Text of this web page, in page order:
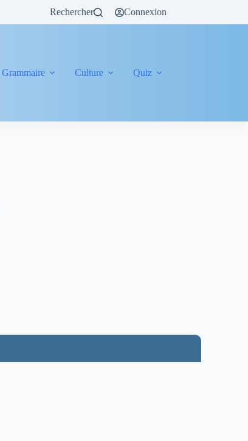
Rechercher Connexion
Grammaire Culture Quiz